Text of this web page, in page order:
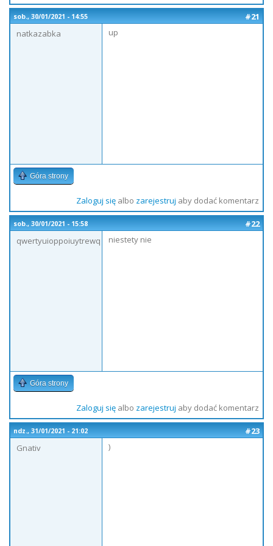
sob., 30/01/2021 - 14:55
#21
natkazabka
up
Góra strony
Zaloguj sięalbo zarejestruj aby dodać komentarz
sob., 30/01/2021 - 15:58
#22
qwertyuioppoiuytrewq
niestety nie
Góra strony
Zaloguj sięalbo zarejestruj aby dodać komentarz
ndz., 31/01/2021 - 21:02
#23
Gnativ
)